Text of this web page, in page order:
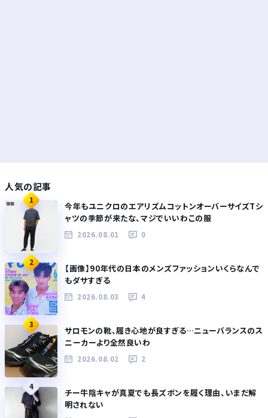
人気の記事
1
今年もユニクロのエアリズムコットンオーバーサイズTシ
ャツの季節が来たな、マジでいいわこの服
2026.08.01 0
2
【画像】90年代の日本のメンズファッションいくらなんで
もダサすぎる
2026.08.03 4
3
サロモンの靴、履き心地が良すぎる…ニューバランスのス
ニーカーより全然良いわ
2026.08.02 2
4
チー牛陰キャが真夏でも長ズボンを履く理由、いまだ解
明されない